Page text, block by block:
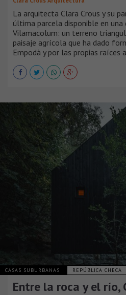
La arquitecta Clara Crous y su
última parcela disponible en una
Vilamacolum: un terreno
paisaje agrícola que ha dado
Empodà y por las propias raíces
CASAS SUBURBANAS REPÚBLICA CHECA
Entre la roca y el río,